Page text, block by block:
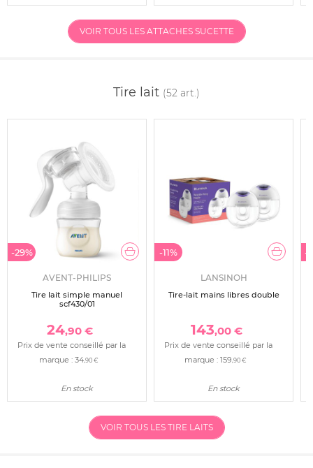
VOIR TOUS LES ATTACHES SUCETTE
Tire lait (52 art.)
-29%
AVENT-PHILIPS
Tire lait simple manuel
scf430/01
24,90 €
Prix de vente conseillé par la
marque : 34,90 €
En stock
-11%
LANSINOH
Tire-lait mains libres double
143,00 €
Prix de vente conseillé par la
marque : 159,90 €
En stock
-
VOIR TOUS LES TIRE LAITS